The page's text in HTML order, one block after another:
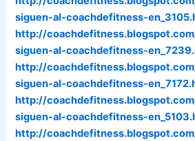
siguen-al-coachdefitness-
http://
siguen-al-coachdefitness-
http://
siguen-al-coachdefitness-
http://
siguen-al-coachdefitness-
http://